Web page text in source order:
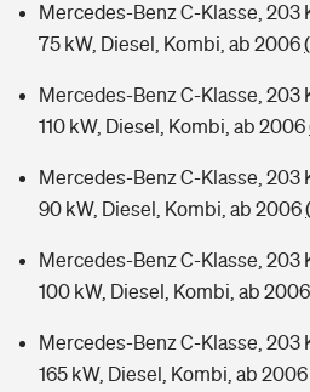
Mercedes-Benz C-Klasse, 203
75 kW, Diesel, Kombi, ab 2006
Mercedes-Benz C-Klasse, 203
110 kW, Diesel, Kombi, ab 2006
Mercedes-Benz C-Klasse, 203
90 kW, Diesel, Kombi, ab 2006
Mercedes-Benz C-Klasse, 203
100 kW, Diesel, Kombi, ab 2006
Mercedes-Benz C-Klasse, 203
165 kW, Diesel, Kombi, ab 2006